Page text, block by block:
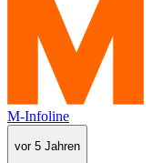
M-Infoline
vor 5 Jahren